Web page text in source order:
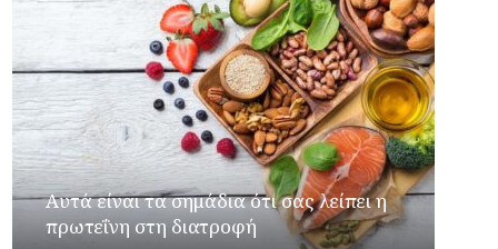
Αυτά είναι τα σημάδια ότι σας λείπει η
πρωτεΐνη στη διατροφή